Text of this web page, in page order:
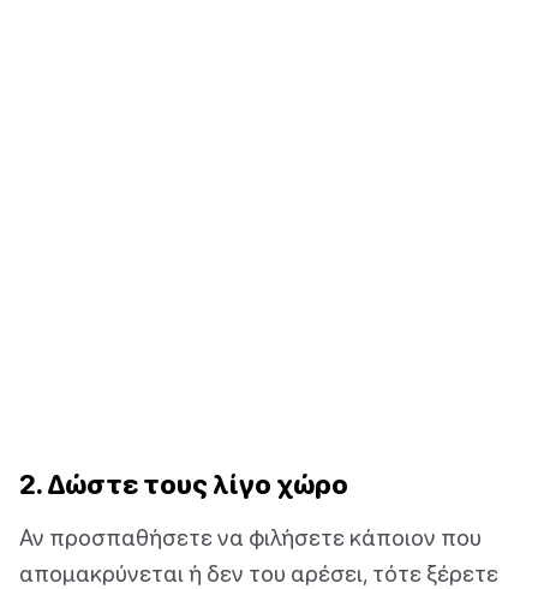
2. Δώστε τους λίγο χώρο
Αν προσπαθήσετε να φιλήσετε κάποιον που
απομακρύνεται ή δεν του αρέσει, τότε ξέρετε